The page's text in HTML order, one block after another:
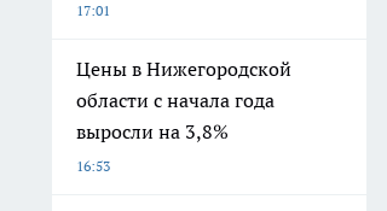
17:01
Цены в Нижегородской
области с начала года
выросли на 3,8%
16:53